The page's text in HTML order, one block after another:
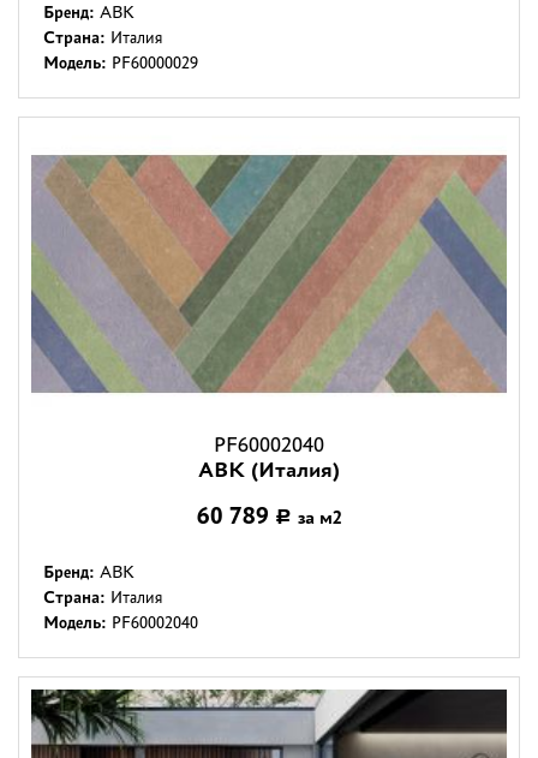
Бренд: ABK
Страна: Италия
Модель: PF60000029
PF60002040
ABK (Италия)
60 789 Р за м2
Бренд: ABK
Страна: Италия
Модель: PF60002040